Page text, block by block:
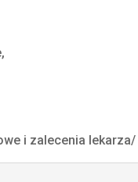
i zalecenia lekarza/